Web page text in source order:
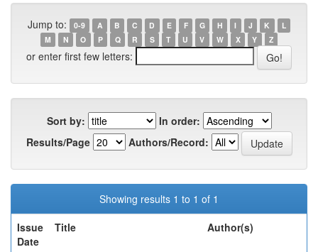
Jump to: 0-9 A B C D E F G H I J K
L
M
N O P Q R S T U V W X Y Z
or enter first few letters:
Sort by:
In order:
Results/Page
Authors/Record:
Showing results 1 to 1 of 1
Issue
Date
Title Author(s)